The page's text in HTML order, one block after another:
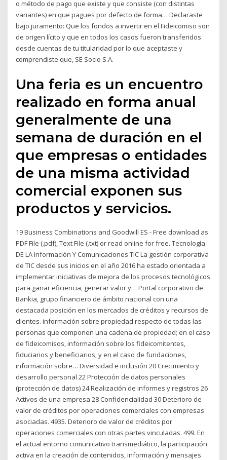
o método de pago que existe y que consiste (con distintas
variantes) en que pagues por defecto de forma… Declaraste
bajo juramento: Que los fondos a invertir en el Fideicomiso son
de origen lícito y que en todos los casos fueron transferidos
desde cuentas de tu titularidad por lo que aceptaste y
comprendiste que, SE Socio S.A.
Una feria es un encuentro
realizado en forma anual
generalmente de una
semana de duración en el
que empresas o entidades
de una misma actividad
comercial exponen sus
productos y servicios.
19 Business Combinations and Goodwill ES - Free download as
PDF File (.pdf), Text File (.txt) or read online for free. Tecnología
DE LA Información Y Comunicaciones TIC La gestión corporativa
de TIC desde sus inicios en el año 2016 ha estado orientada a
implementar iniciativas de mejora de los procesos tecnológicos
para ganar eficiencia, generar valor y… Portal corporativo de
Bankia, grupo financiero de ámbito nacional con una
destacada posición en los mercados de créditos y recursos de
clientes. información sobre propiedad respecto de todas las
personas que componen una cadena de propiedad; en el caso
de fideicomisos, información sobre los fideicomitentes,
fiduciarios y beneficiarios; y en el caso de fundaciones,
información sobre… Diversidad e inclusión 20 Crecimiento y
desarrollo personal 22 Protección de datos personales
(protección de datos) 24 Realización de informes y registros 26
Activos de una empresa 28 Confidencialidad 30 Deterioro de
valor de créditos por operaciones comerciales con empresas
asociadas. 4935. Deterioro de valor de créditos por
operaciones comerciales con otras partes vinculadas. 499. En
el actual entorno comunicativo transmediático, la participación
activa en la creación de contenidos, información y mensajes